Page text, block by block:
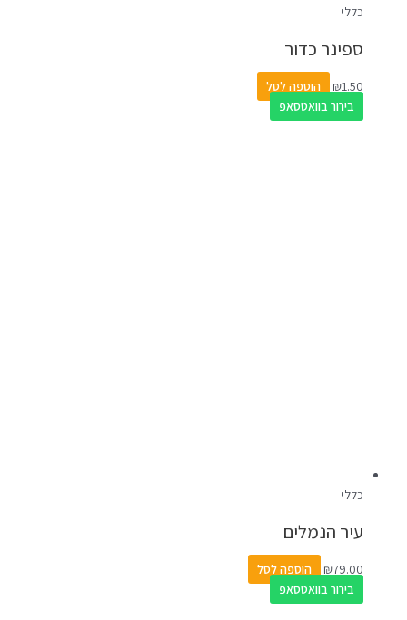
כללי
ספינר כדור
₪1.50
הוספה לסל
בירור בוואטסאפ
כללי
עיר הנמלים
₪79.00
הוספה לסל
בירור בוואטסאפ